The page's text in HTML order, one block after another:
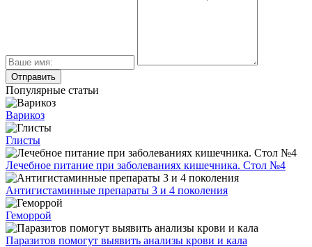
Популярные статьи
Варикоз
Глисты
Лечебное питание при заболеваниях кишечника. Стол №4
Антигистаминные препараты 3 и 4 поколения
Геморрой
Паразитов помогут выявить анализы крови и кала